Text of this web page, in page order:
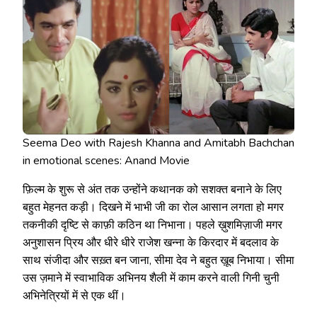
Seema Deo with Rajesh Khanna and Amitabh Bachchan
in emotional scenes: Anand Movie
फ़िल्म के शुरू से अंत तक उन्होंने कथानक को सशक्त बनाने के लिए
बहुत मेहनत कड़ी। दिखने में भाभी जी का रोल आसान लगता हो मगर
तकनीकी दृष्टि से काफ़ी कठिन था निभाना। पहले ख़ुशमिज़ाजी मगर
अनुशासन प्रिय और धीरे धीरे राजेश खन्ना के किरदार में बदलाव के
साथ संजीदा और सख़्त बन जाना, सीमा देव ने बहुत ख़ूब निभाया। सीमा
उस ज़माने में स्वाभाविक अभिनय शैली में काम करने वाली गिनी चुनी
अभिनेत्रियों में से एक थीं।